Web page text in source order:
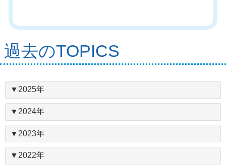
過去のTOPICS
▼2025年
2025.12.17 年末年始の営業に
ついて
▼2024年
2024.12.06 年末年始の営業に
▼2023年
▼2022年